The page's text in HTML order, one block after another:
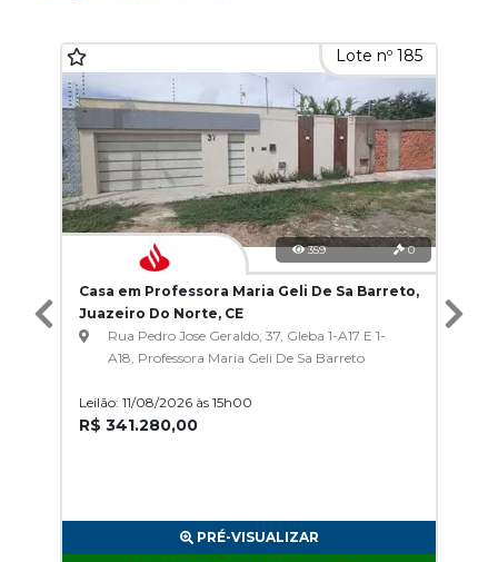
Lote nº 185
359 0
Casa em Professora Maria Geli De Sa Barreto,
Juazeiro Do Norte, CE
Rua Pedro Jose Geraldo, 37, Gleba 1-A17 E 1-
A18, Professora Maria Geli De Sa Barreto
Leilão: 11/08/2026 às 15h00
R$ 341.280,00
PRÉ-VISUALIZAR